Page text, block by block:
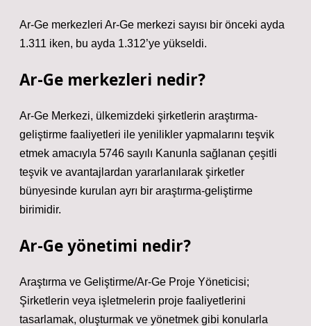
Ar-Ge merkezleri Ar-Ge merkezi sayısı bir önceki ayda
1.311 iken, bu ayda 1.312’ye yükseldi.
Ar-Ge merkezleri nedir?
Ar-Ge Merkezi, ülkemizdeki şirketlerin araştırma-
geliştirme faaliyetleri ile yenilikler yapmalarını teşvik
etmek amacıyla 5746 sayılı Kanunla sağlanan çeşitli
teşvik ve avantajlardan yararlanılarak şirketler
bünyesinde kurulan ayrı bir araştırma-geliştirme
birimidir.
Ar-Ge yönetimi nedir?
Araştırma ve Geliştirme/Ar-Ge Proje Yöneticisi;
Şirketlerin veya işletmelerin proje faaliyetlerini
tasarlamak, oluşturmak ve yönetmek gibi konularla